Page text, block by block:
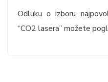
Odluku o izboru
“CO2 lasera” možete